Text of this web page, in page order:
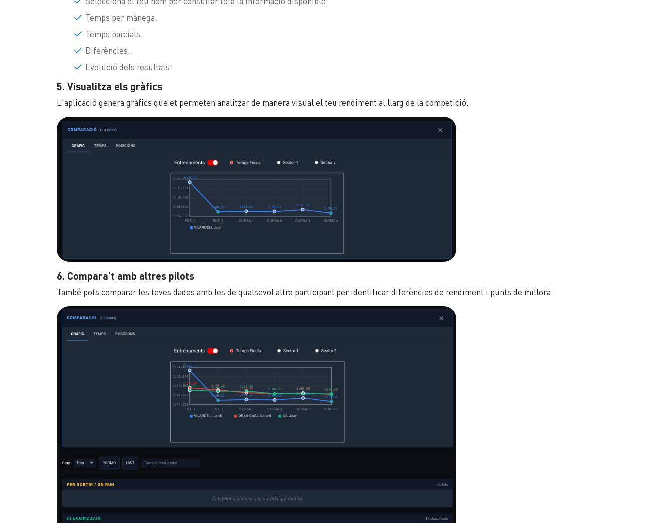
Temps per mànega.
Temps parcials.
Diferències.
Evolució dels resultats.
5. Visualitza els gràfics
L'aplicació genera gràfics que et permeten analitzar de manera visual el teu rendiment al llarg de la competició.
6. Compara't amb altres pilots
També pots comparar les teves dades amb les de qualsevol altre participant per identificar diferències de rendiment i punts de millora.